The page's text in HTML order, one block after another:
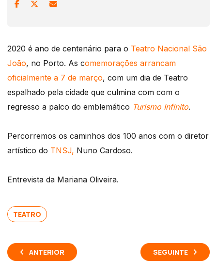
2020 é ano de centenário para o Teatro Nacional São
João, no Porto. As comemorações arrancam
oficialmente a 7 de março, com um dia de Teatro
espalhado pela cidade que culmina com com o
regresso a palco do emblemático Turismo Infinito.
Percorremos os caminhos dos 100 anos com o diretor
artístico do TNSJ, Nuno Cardoso.
Entrevista da Mariana Oliveira.
TEATRO
ANTERIOR SEGUINTE